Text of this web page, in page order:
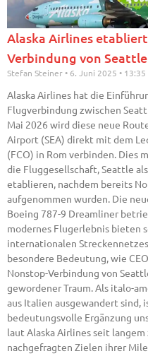
Alaska Airlines
Verbindung von
Stefan Steiner 6. Juni 2025 13:35
Alaska Airlines hat die
Flugverbindung zwischen
Mai 2026 wird diese neue
Airport (SEA) direkt mit dem
(FCO) in Rom verbinden.
die Fluggesellschaft, Seattle
etablieren, nachdem bereits
aufgenommen wurden. Die
Boeing 787-9 Dreamliner
modernes Flugerlebnis bieten
internationalen
besondere Bedeutung, wie
Nonstop-Verbindung von
gewordener Traum. Als italo-
aus Italien ausgewandert sind,
bedeutungsvolle Ergänzung
laut Alaska Airlines seit
nachgefragten Zielen ihrer